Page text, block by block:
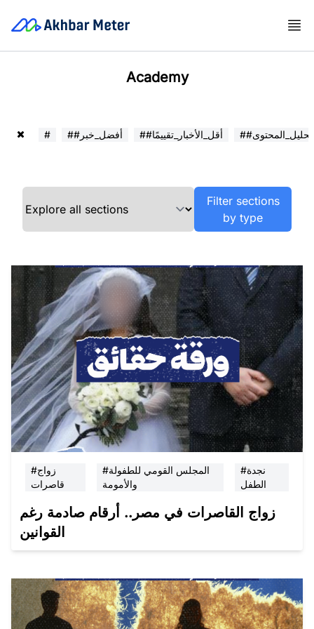
Academy
# ##أفضل_خبر ##أقل_الأخبار_تقييمًا ##تحليل_المحتوى
Filter sections
by type
#زواج
قاصرات
#المجلس القومي للطفولة
والأمومة
#نجدة
الطفل
زواج القاصرات في مصر.. أرقام صادمة رغم
القوانين